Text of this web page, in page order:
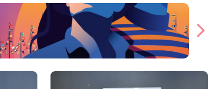
En savoir plus
Offre valable jusqu'au 27/10/2026